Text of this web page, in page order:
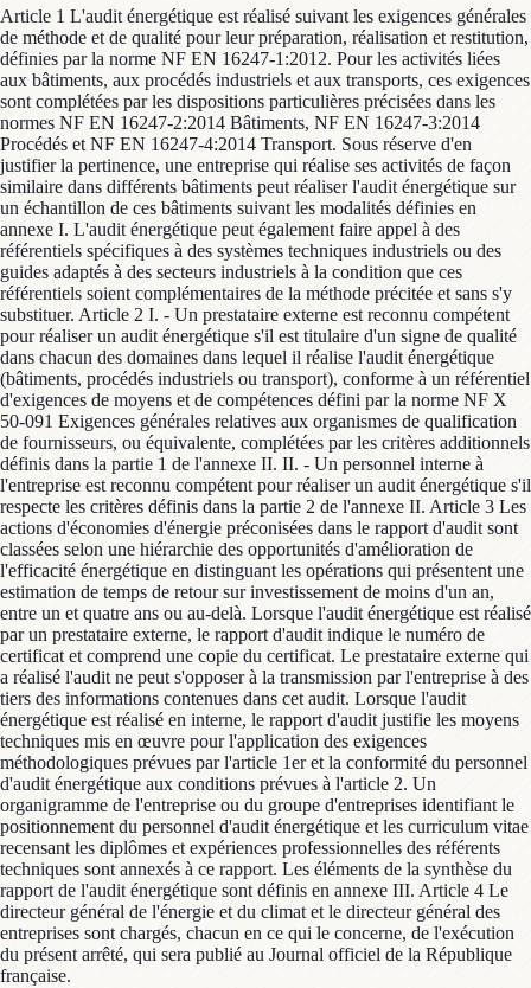
Article 1 L'audit énergétique est réalisé suivant les exigences générales
de méthode et de qualité pour leur préparation, réalisation et restitution,
définies par la norme NF EN 16247-1:2012. Pour les activités liées
aux bâtiments, aux procédés industriels et aux transports, ces exigences
sont complétées par les dispositions particulières précisées dans les
normes NF EN 16247-2:2014 Bâtiments, NF EN 16247-3:2014
Procédés et NF EN 16247-4:2014 Transport. Sous réserve d'en
justifier la pertinence, une entreprise qui réalise ses activités de façon
similaire dans différents bâtiments peut réaliser l'audit énergétique sur
un échantillon de ces bâtiments suivant les modalités définies en
annexe I. L'audit énergétique peut également faire appel à des
référentiels spécifiques à des systèmes techniques industriels ou des
guides adaptés à des secteurs industriels à la condition que ces
référentiels soient complémentaires de la méthode précitée et sans s'y
substituer. Article 2 I. - Un prestataire externe est reconnu compétent
pour réaliser un audit énergétique s'il est titulaire d'un signe de qualité
dans chacun des domaines dans lequel il réalise l'audit énergétique
(bâtiments, procédés industriels ou transport), conforme à un référentiel
d'exigences de moyens et de compétences défini par la norme NF X
50-091 Exigences générales relatives aux organismes de qualification
de fournisseurs, ou équivalente, complétées par les critères additionnels
définis dans la partie 1 de l'annexe II. II. - Un personnel interne à
l'entreprise est reconnu compétent pour réaliser un audit énergétique s'il
respecte les critères définis dans la partie 2 de l'annexe II. Article 3 Les
actions d'économies d'énergie préconisées dans le rapport d'audit sont
classées selon une hiérarchie des opportunités d'amélioration de
l'efficacité énergétique en distinguant les opérations qui présentent une
estimation de temps de retour sur investissement de moins d'un an,
entre un et quatre ans ou au-delà. Lorsque l'audit énergétique est réalisé
par un prestataire externe, le rapport d'audit indique le numéro de
certificat et comprend une copie du certificat. Le prestataire externe qui
a réalisé l'audit ne peut s'opposer à la transmission par l'entreprise à des
tiers des informations contenues dans cet audit. Lorsque l'audit
énergétique est réalisé en interne, le rapport d'audit justifie les moyens
techniques mis en œuvre pour l'application des exigences
méthodologiques prévues par l'article 1er et la conformité du personnel
d'audit énergétique aux conditions prévues à l'article 2. Un
organigramme de l'entreprise ou du groupe d'entreprises identifiant le
positionnement du personnel d'audit énergétique et les curriculum vitae
recensant les diplômes et expériences professionnelles des référents
techniques sont annexés à ce rapport. Les éléments de la synthèse du
rapport de l'audit énergétique sont définis en annexe III. Article 4 Le
directeur général de l'énergie et du climat et le directeur général des
entreprises sont chargés, chacun en ce qui le concerne, de l'exécution
du présent arrêté, qui sera publié au Journal officiel de la République
française.